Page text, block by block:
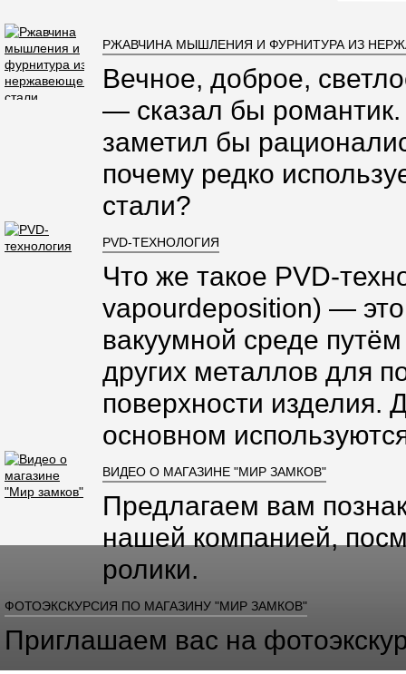
РЖАВЧИНА МЫШЛЕНИЯ И ФУРНИТУРА ИЗ
Вечное, доброе,
— сказал бы
заметил бы
почему редко
стали?
PVD-ТЕХНОЛОГИЯ
Что же такое PVD-
vapourdeposition) —
вакуумной среде
других металлов для
поверхности изделия.
основном
ВИДЕО О МАГАЗИНЕ "МИР ЗАМКОВ"
Предлагаем вам
нашей компанией,
ролики.
ФОТОЭКСКУРСИЯ ПО МАГАЗИНУ "МИР ЗАМКОВ"
Приглашаем вас на